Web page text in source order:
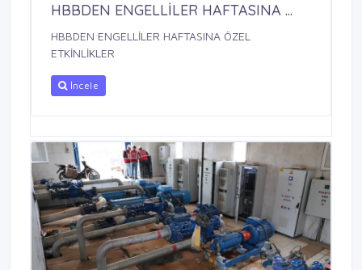
HBBDEN ENGELLİLER HAFTASINA ...
HBBDEN ENGELLİLER HAFTASINA ÖZEL
ETKİNLİKLER
İncele